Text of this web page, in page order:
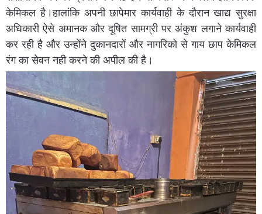
केमिकल है।हालांकि अपनी छापेमार कार्यवाही के दौरान खाद्य सुरक्षा
अधिकारी ऐसे अमानक और दूषित सामग्री पर अंकुश लगाने कार्यवाही
कर रही है और उन्होंने दुकानदारों और नागरिको से गाय छाप केमिकल
रंग का सेवन नही करने की अपील की है।